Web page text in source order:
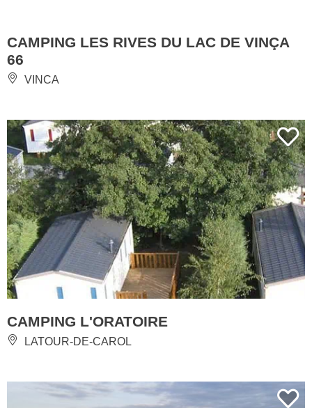
CAMPING LES RIVES DU LAC DE VINÇA
66
VINCA
CAMPING L'ORATOIRE
LATOUR-DE-CAROL